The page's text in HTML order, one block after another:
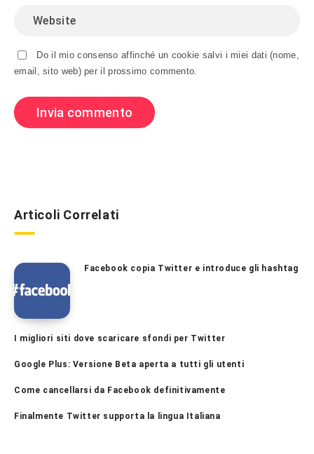
Do il mio consenso affinché un cookie salvi i miei dati (nome,
email, sito web) per il prossimo commento.
Articoli Correlati
Facebook copia Twitter e introduce gli hashtag
I migliori siti dove scaricare sfondi per Twitter
Google Plus: Versione Beta aperta a tutti gli utenti
Come cancellarsi da Facebook definitivamente
Finalmente Twitter supporta la lingua Italiana